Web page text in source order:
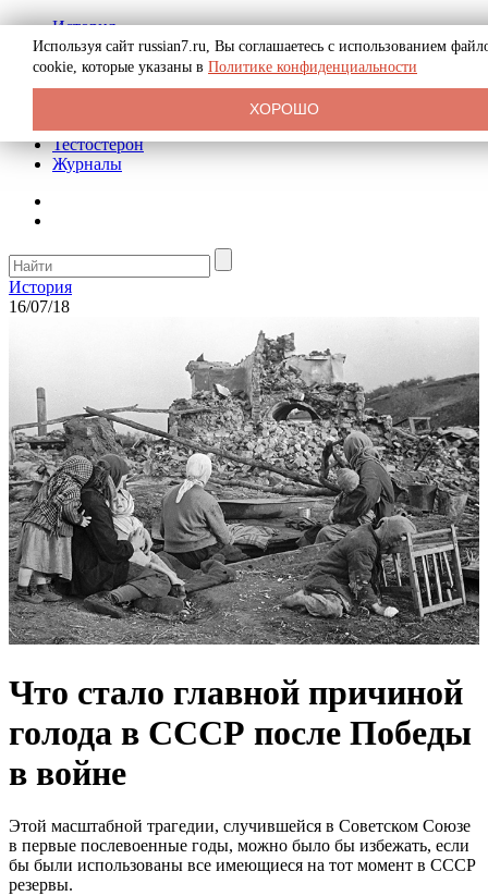
История
Биография
Криминал
Реклама на сайте
Тестостерон
Журналы
История
16/07/18
Что стало главной причиной
голода в СССР после Победы
в войне
Этой масштабной трагедии, случившейся в Советском Союзе
в первые послевоенные годы, можно было бы избежать, если
бы были использованы все имеющиеся на тот момент в СССР
резервы.
Используя сайт russian7.ru, Вы соглашаетесь с использованием
cookie, которые указаны в Политике конфиденциальности
ХОРОШО